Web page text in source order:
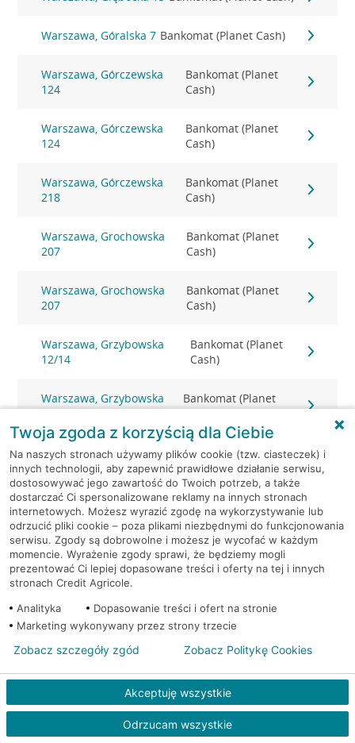
Warszawa, Góralska 7 Bankomat (Planet Cash)
Warszawa, Górczewska
124
Bankomat (Planet
Cash)
Warszawa, Górczewska
124
Bankomat (Planet
Cash)
Warszawa, Górczewska
218
Bankomat (Planet
Cash)
Warszawa, Grochowska
207
Bankomat (Planet
Cash)
Warszawa, Grochowska
207
Bankomat (Planet
Cash)
Warszawa, Grzybowska
12/14
Bankomat (Planet
Cash)
Warszawa, Grzybowska
39
Bankomat (Planet
Cash)
Warszawa, Grzybowska
61
Bankomat (Planet
Cash)
Warszawa, Grzybowska
81
Bankomat (Planet
Cash)
Warszawa,
Jabłonowskiego/Lenca 3
Bankomat (Planet
Cash)
Warszawa, Jana Kazimierza
63
Bankomat (Planet
Cash)
82
Cash)
Warszawa, Jubilerska 1/3 Bankomat (Planet Cash)
Twoja zgoda z korzyścią dla Ciebie
Na naszych stronach używamy plików cookie (tzw. ciasteczek) i
innych technologii, aby zapewnić prawidłowe działanie serwisu,
dostosowywać jego zawartość do Twoich potrzeb, a także
dostarczać Ci spersonalizowane reklamy na innych stronach
internetowych. Możesz wyrazić zgodę na wykorzystywanie lub
odrzucić pliki cookie – poza plikami niezbędnymi do funkcjonowania
serwisu. Zgody są dobrowolne i możesz je wycofać w każdym
momencie. Wyrażenie zgody sprawi, że będziemy mogli
prezentować Ci lepiej dopasowane treści i oferty na tej i innych
stronach Credit Agricole.
Analityka
Dopasowanie treści i ofert na stronie
Marketing wykonywany przez strony trzecie
Akceptuję wszystkie
Odrzucam wszystkie
Zobacz szczegóły zgód Zobacz Politykę Cookies